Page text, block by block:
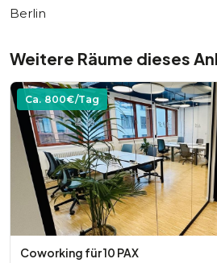
Berlin
Weitere Räume dieses
Ca. 800€/Tag
Coworking für 10 PAX